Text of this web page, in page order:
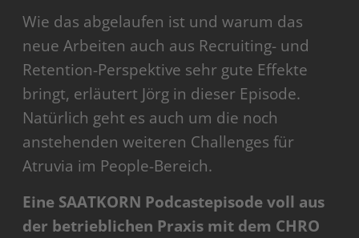
Wie das abgelaufen ist und warum das
neue Arbeiten auch aus Recruiting- und
Retention-Perspektive sehr gute Effekte
bringt, erläutert Jörg in dieser Episode.
Natürlich geht es auch um die noch
anstehenden weiteren Challenges für
Atruvia im People-Bereich.
Eine SAATKORN Podcastepisode voll aus
der betrieblichen Praxis mit dem CHRO